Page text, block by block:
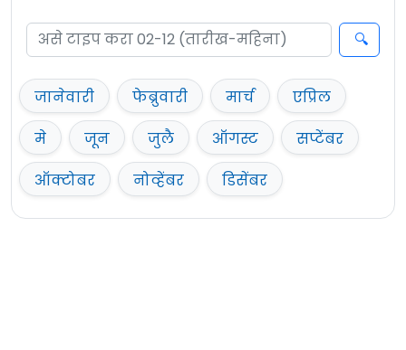
जानेवारी फेब्रुवारी मार्च
एप्रिल
मे
जून जुलै ऑगस्ट
सप्टेंबर
ऑक्टोबर
नोव्हेंबर डिसेंबर